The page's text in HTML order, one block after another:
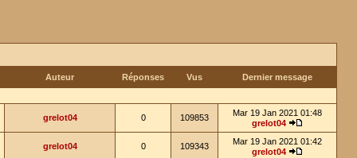
Auteur Réponses Vus Dernier message
grelot04 0 109853
Mar 19 Jan 2021 01:48
grelot04
grelot04 0 109343
Mar 19 Jan 2021 01:42
grelot04